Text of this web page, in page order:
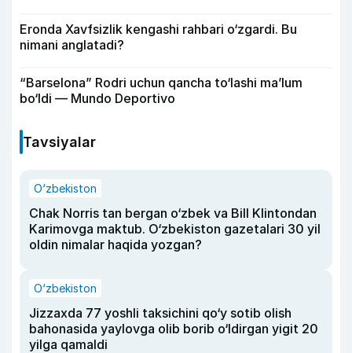
Eronda Xavfsizlik kengashi rahbari o‘zgardi. Bu
nimani anglatadi?
“Barselona” Rodri uchun qancha to‘lashi ma’lum
bo‘ldi — Mundo Deportivo
Tavsiyalar
O‘zbekiston
Chak Norris tan bergan o‘zbek va Bill Klintondan
Karimovga maktub. O‘zbekiston gazetalari 30 yil
oldin nimalar haqida yozgan?
O‘zbekiston
Jizzaxda 77 yoshli taksichini qo‘y sotib olish
bahonasida yaylovga olib borib o‘ldirgan yigit 20
yilga qamaldi